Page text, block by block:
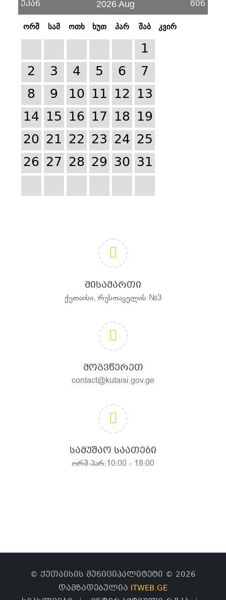
უკან 2026 Aug წინ
ორშ სამ ოთხ ხუთ პარ შაბ კვირ
1
2
3 4 5 6
7
8
9 10 11 12 13
14 15 16 17 18 19
20 21 22 23 24 25
26 27 28 29 30 31
ᲛᲘᲡᲐᲛᲐᲠᲗᲘ
ქუთაისი, რუსთაველის №3
ᲛᲝᲒᲕᲬᲔᲠᲔᲗ
contact@kutaisi.gov.ge
ᲡᲐᲛᲣᲨᲐᲝ ᲡᲐᲐᲗᲔᲑᲘ
ორშ-პარ:10:00 - 18:00
© ქუთაისის მუნიციპალიტეტი © 2026
დამზადებულია ITWEB.GE